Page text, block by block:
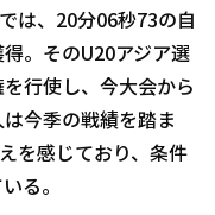
は、20分06秒73の自
。そのU20アジア選
行使し、今大会から
今季の戦績を踏ま
を感じており、条件
る。